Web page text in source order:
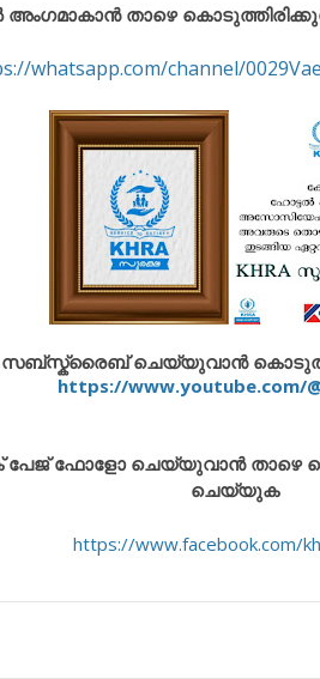
അംഗമാകാൻ താഴെ
whatsapp.com/channel/
ചെയ്യുവാൻ
https://www.youtube.com/
ഫോളോ ചെയ്യുവാൻ താഴെ
ചെയ്യുക
https://www.facebook.com/